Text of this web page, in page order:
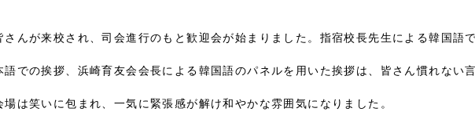
んが来校され、司会進行のもと歓迎会が始まりました。指宿校長先生による韓国語
での挨拶、浜崎育友会会長による韓国語のパネルを用いた挨拶は、皆さん慣れない
は笑いに包まれ、一気に緊張感が解け和やかな雰囲気になりました。